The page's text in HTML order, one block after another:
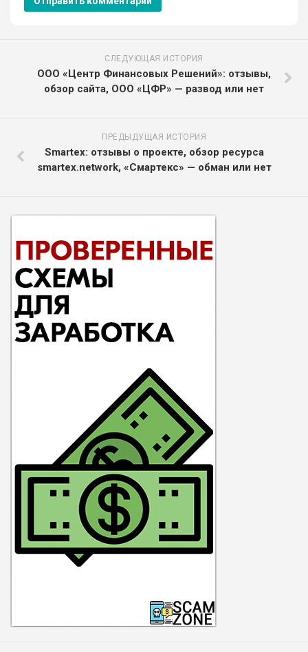
СЛЕДУЮЩАЯ ИСТОРИЯ
ООО «Центр Финансовых Решений»: отзывы,
обзор сайта, ООО «ЦФР» — развод или нет
ПРЕДЫДУЩАЯ ИСТОРИЯ
Smartex: отзывы о проекте, обзор ресурса
smartex.network, «Смартекс» — обман или нет